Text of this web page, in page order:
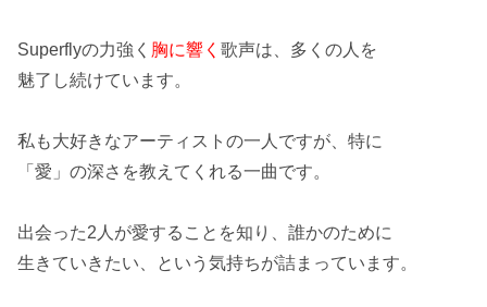
Superflyの力強く 胸に響く 歌声は、多くの人を
魅了し続けています。
私も大好きなアーティストの一人ですが、特に
「 愛 」の深さを教えてくれる一曲です。
出会った2人が愛することを知り、誰かのために
生きていきたい 、という気持ちが詰まっています。